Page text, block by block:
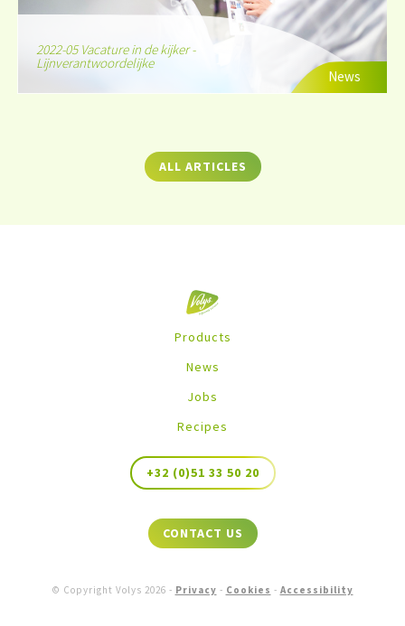
News
2022-05 Vacature in de kijker -
Lijnverantwoordelijke
ALL ARTICLES
Products
News
Jobs
Recipes
+32 (0)51 33 50 20
CONTACT US
© Copyright Volys 2026 - Privacy - Cookies - Accessibility